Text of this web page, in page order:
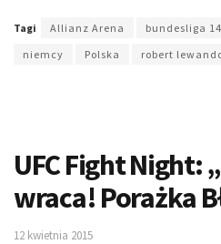
Tagi Allianz Arena bundesliga
niemcy
Polska robert
UFC Fight Night:
wraca! Porażka
12 kwietnia 2015